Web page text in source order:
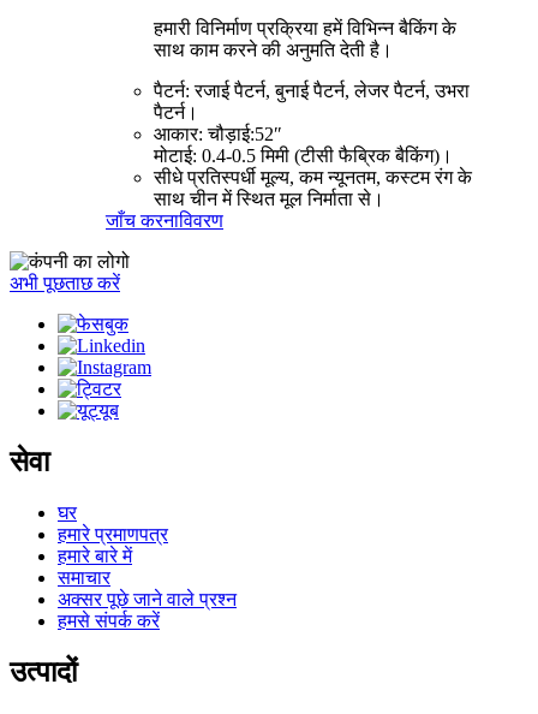
हमारी विनिर्माण प्रक्रिया हमें विभिन्न बैकिंग के
साथ काम करने की अनुमति देती है।
पैटर्न: रजाई पैटर्न, बुनाई पैटर्न, लेजर पैटर्न, उभरा
पैटर्न।
आकार: चौड़ाई:52″
मोटाई: 0.4-0.5 मिमी (टीसी फैब्रिक बैकिंग)।
सीधे प्रतिस्पर्धी मूल्य, कम न्यूनतम, कस्टम रंग के
साथ चीन में स्थित मूल निर्माता से।
जाँच करनाविवरण
अभी पूछताछ करें
सेवा
घर
हमारे प्रमाणपत्र
हमारे बारे में
समाचार
अक्सर पूछे जाने वाले प्रश्न
हमसे संपर्क करें
उत्पादों